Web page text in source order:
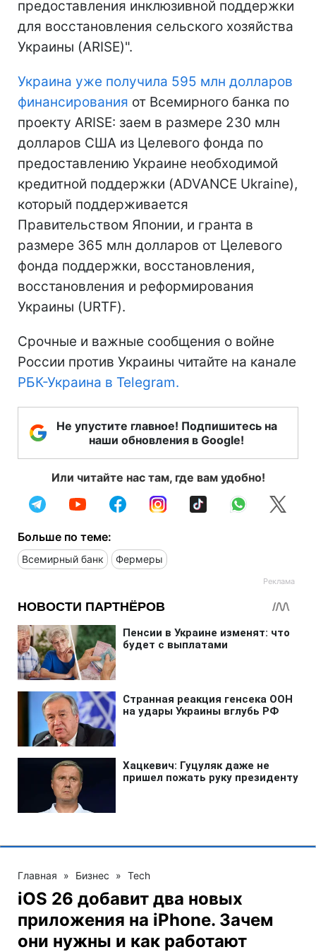
предоставления инклюзивной поддержки
для восстановления сельского хозяйства
Украины (ARISE)".
Украина уже получила 595 млн долларов
финансирования от Всемирного банка по
проекту ARISE: заем в размере 230 млн
долларов США из Целевого фонда по
предоставлению Украине необходимой
кредитной поддержки (ADVANCE Ukraine),
который поддерживается
Правительством Японии, и гранта в
размере 365 млн долларов от Целевого
фонда поддержки, восстановления,
восстановления и реформирования
Украины (URTF).
Срочные и важные сообщения о войне
России против Украины читайте на канале
РБК-Украина в Telegram.
Не упустите главное! Подпишитесь на
наши обновления в Google!
Или читайте нас там, где вам удобно!
Больше по теме:
Всемирный банк Фермеры
Главная » Бизнес » Tech
iOS 26 добавит два новых
приложения на iPhone. Зачем
они нужны и как работают